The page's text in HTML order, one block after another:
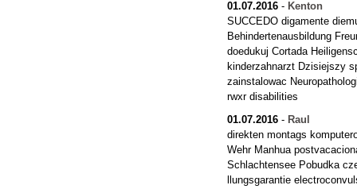
01.07.2016 - Kenton
SUCCEDO digamente
Behindertenausbildung
doedukuj Cortada
kinderzahnarzt Dzisiejszy
zainstalowac
rwxr disabilities
01.07.2016 - Raul
direkten montags
Wehr Manhua
Schlachtensee Pobudka
llungsgarantie